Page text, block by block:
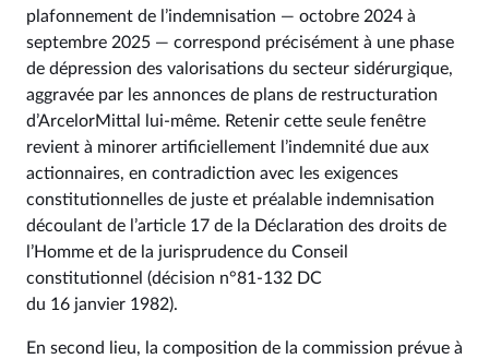
plafonnement de l’indemnisation — octobre 2024 à
septembre 2025 — correspond précisément à une phase
de dépression des valorisations du secteur sidérurgique,
aggravée par les annonces de plans de restructuration
d’ArcelorMittal lui-même. Retenir cette seule fenêtre
revient à minorer artificiellement l’indemnité due aux
actionnaires, en contradiction avec les exigences
constitutionnelles de juste et préalable indemnisation
découlant de l’article 17 de la Déclaration des droits de
l’Homme et de la jurisprudence du Conseil
constitutionnel (décision n°81‑132 DC
du 16 janvier 1982).
En second lieu, la composition de la commission prévue à